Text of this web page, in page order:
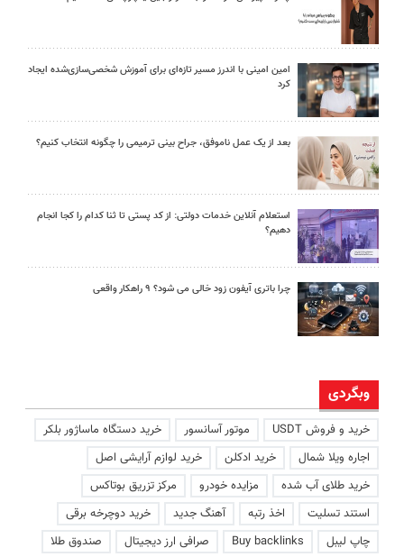
امین امینی با اندرز مسیر تازه‌ای برای آموزش شخصی‌سازی‌شده ایجاد
کرد
بعد از یک عمل ناموفق، جراح بینی ترمیمی را چگونه انتخاب کنیم؟
استعلام آنلاین خدمات دولتی: از کد پستی تا ثنا کدام را کجا انجام
دهیم؟
چرا باتری آیفون زود خالی می شود؟ ۹ راهکار واقعی
وبگردی
خرید و فروش USDT موتور آسانسور
خرید دستگاه ماساژور بلکر
اجاره ویلا شمال
خرید ادکلن
خرید لوازم آرایشی اصل
خرید طلای آب شده
مزایده خودرو
مرکز تزریق بوتاکس
استند تسلیت
اخذ رتبه آهنگ جدید
خرید دوچرخه برقی
چاپ لیبل
Buy backlinks صرافی ارز دیجیتال
صندوق طلا